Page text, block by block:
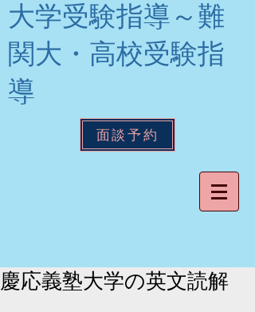
大学受験指導～難
関大・高校受験指
導
面談予約
慶応義塾大学の英文読解